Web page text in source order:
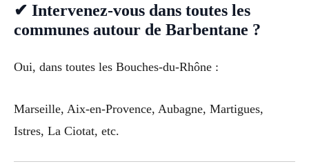
✔ Intervenez-vous dans toutes les
communes autour de Barbentane ?
Oui, dans toutes les Bouches-du-Rhône :
Marseille, Aix-en-Provence, Aubagne, Martigues,
Istres, La Ciotat, etc.